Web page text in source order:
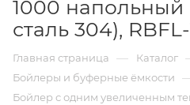
1000 напольный
сталь 304),
Главная страница — Каталог
Бойлеры и буферные ёмкости
Бойлер с одним увеличенным